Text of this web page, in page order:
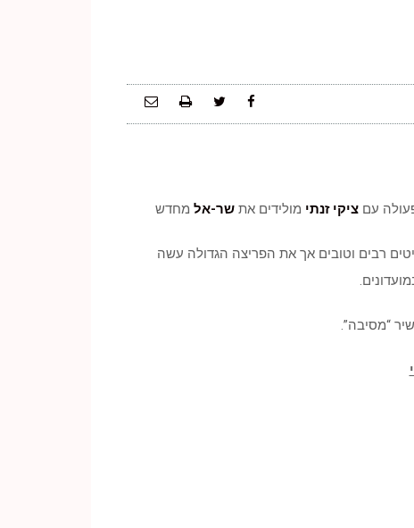
עם ציקי זנתי מולידים אתשר-אל מחדש
רבים וטובים אך את הפריצה הגדולה עשה
“מסיבה”.